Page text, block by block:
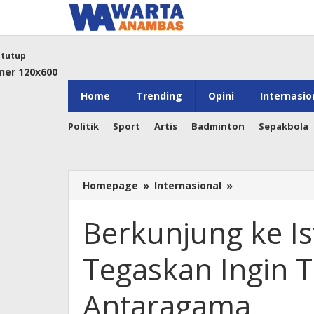
konten
Home Trending Opini
Politik Sport Artis Badminton Sepakbola
tutup
Homepage » Internasional »
ke
Negara,
Paus
Tegaskan
Ingin
Tingkatkan
Dialog
Berkunjung ke
Tegaskan Ingin
Antaragama